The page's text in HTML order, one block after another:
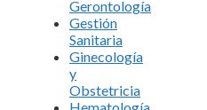
Gerontología
Gestión
Sanitaria
Ginecología
y
Obstetricia
Hematología